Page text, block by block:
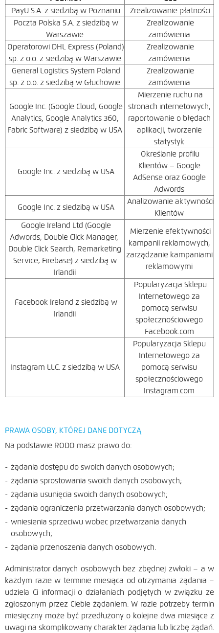
PayU S.A. z siedzibą w Poznaniu
Zrealizowanie płatności
Poczta Polska S.A. z siedzibą w
Warszawie
Zrealizowanie
zamówienia
Operatorowi DHL Express (Poland)
sp. z o.o. z siedzibą w Warszawie
Zrealizowanie
zamówienia
General Logistics System Poland
sp. z o.o. z siedzibą w Głuchowie
Zrealizowanie
zamówienia
Google Inc. (Google Cloud, Google
Analytics, Google Analytics 360,
Fabric Software) z siedzibą w USA
Mierzenie ruchu na
stronach internetowych,
raportowanie o błędach
aplikacji, tworzenie
statystyk
Google Inc. z siedzibą w USA
Określanie profilu
Klientów – Google
AdSense oraz Google
Adwords
Google Inc. z siedzibą w USA
Analizowanie aktywności
Klientów
Google Ireland Ltd (Google
Adwords, Double Click Manager,
Double Click Search, Remarketing
Service, Firebase) z siedzibą w
Irlandii
Mierzenie efektywności
kampanii reklamowych,
zarządzanie kampaniami
reklamowymi
Facebook Ireland z siedzibą w
Irlandii
Popularyzacja Sklepu
Internetowego za
pomocą serwisu
społecznościowego
Facebook.com
Instagram LLC. z siedzibą w USA
Popularyzacja Sklepu
Internetowego za
pomocą serwisu
społecznościowego
Instagram.com
PRAWA OSOBY, KTÓREJ DANE DOTYCZĄ
Na podstawie RODO masz prawo do:
żądania dostępu do swoich danych osobowych;
żądania sprostowania swoich danych osobowych;
żądania usunięcia swoich danych osobowych;
żądania ograniczenia przetwarzania danych osobowych;
wniesienia sprzeciwu wobec przetwarzania danych
osobowych;
żądania przenoszenia danych osobowych.
Administrator danych osobowych bez zbędnej zwłoki – a w
każdym razie w terminie miesiąca od otrzymania żądania –
udziela Ci informacji o działaniach podjętych w związku ze
zgłoszonym przez Ciebie żądaniem. W razie potrzeby termin
miesięczny może być przedłużony o kolejne dwa miesiące z
uwagi na skomplikowany charakter żądania lub liczbę żądań.